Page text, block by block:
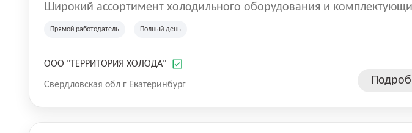
Широкий ассортимент холодильного оборудования и
Copeland, L’Unite Hermetique, LU-VE,Danfoss, Alco Controls, SWEP.
Прямой работодатель Полный день
ООО "ТЕРРИТОРИЯ ХОЛОДА"
Свердловская обл г Екатеринбург